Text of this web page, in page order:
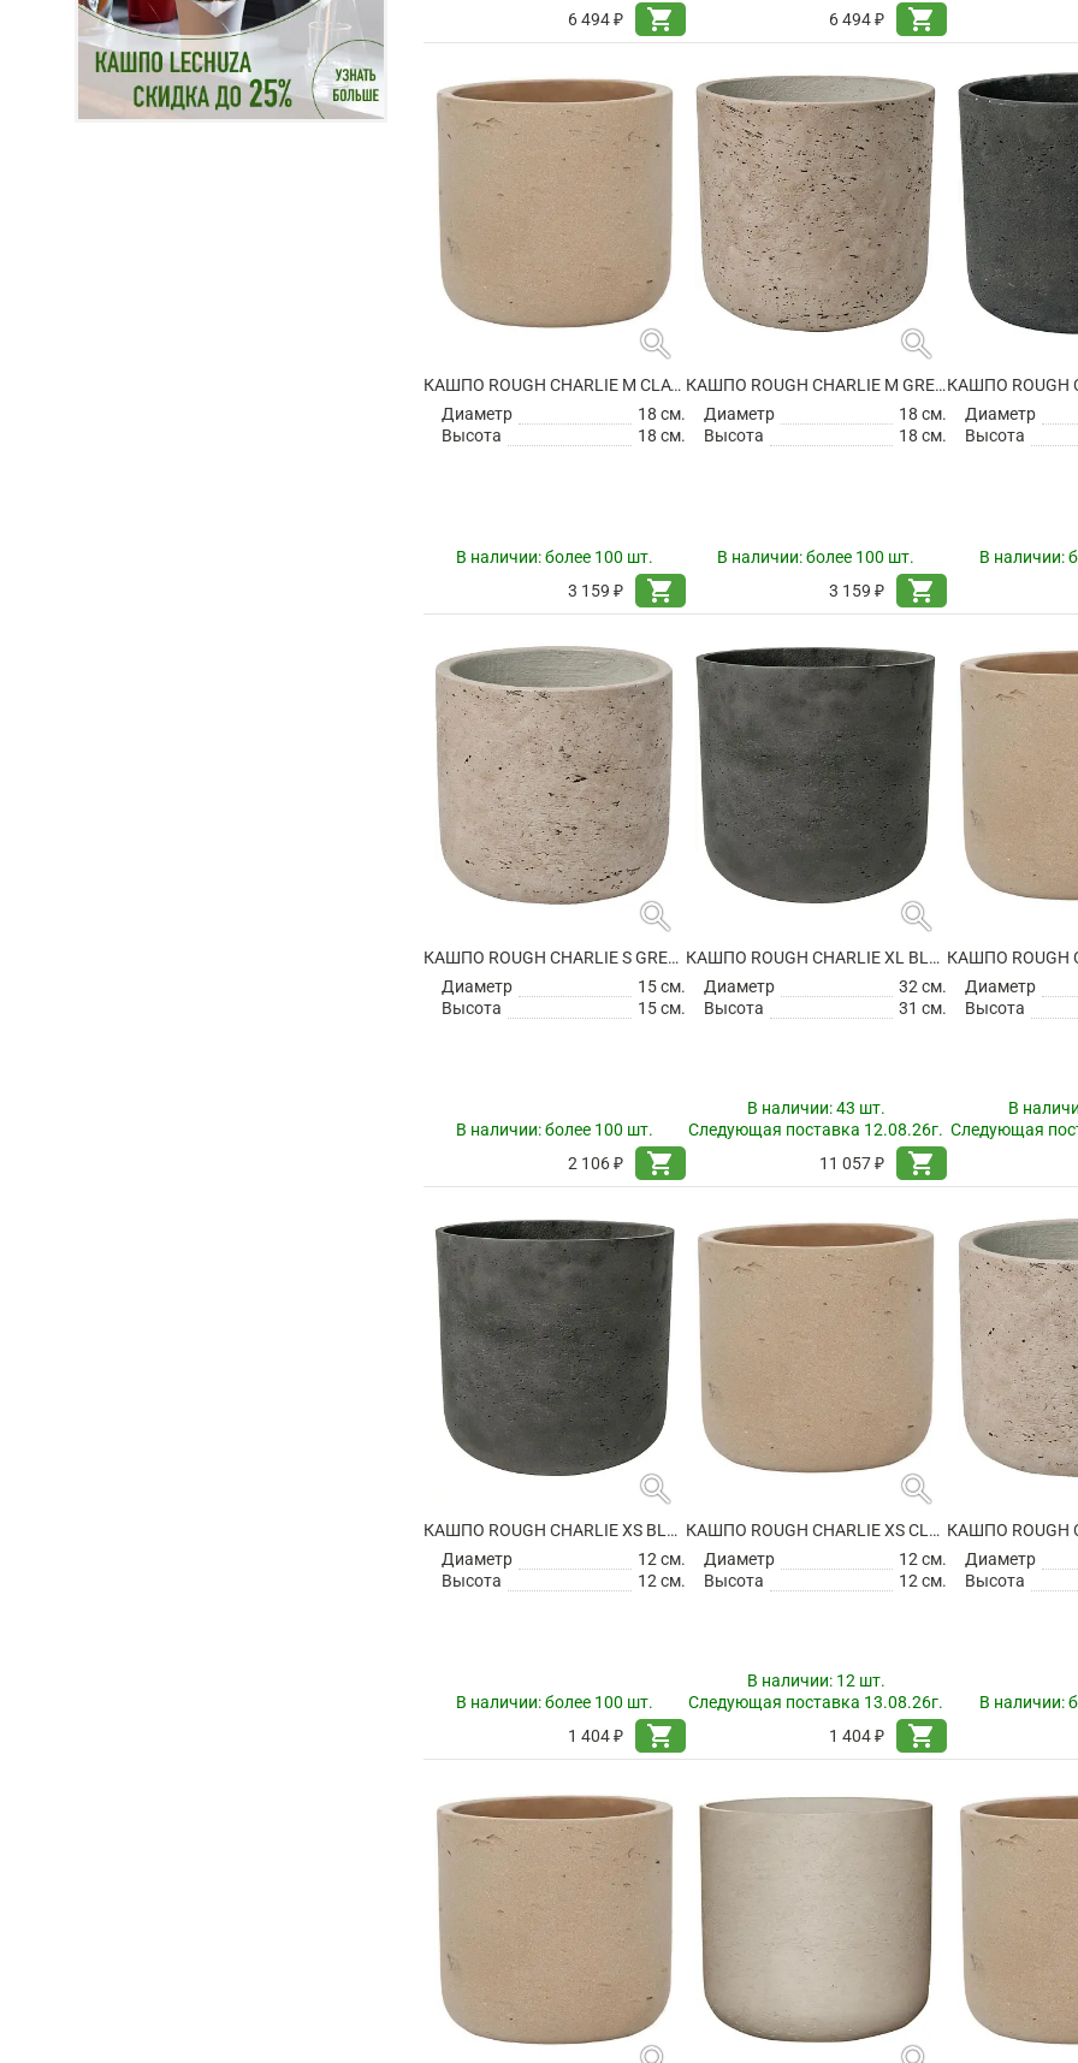
6 494 ₽
shopping_cart
6 494 ₽
shopping_cart
search
КАШПО ROUGH CHARLIE M CLAY WASHED
Диаметр
18 см.
Высота
18 см.
В наличии:более 100 шт.
3 159 ₽
shopping_cart
search
КАШПО ROUGH CHARLIE M GREY WASHED
Диаметр
18 см.
Высота
18 см.
В наличии:более 100 шт.
3 159 ₽
shopping_cart
Диаметр
Высота
В наличии:
search
КАШПО ROUGH CHARLIE S GREY WASHED
Диаметр
15 см.
Высота
15 см.
В наличии:более 100 шт.
2 106 ₽
shopping_cart
search
КАШПО ROUGH CHARLIE XL BLACK WASHED
Диаметр
32 см.
Высота
31 см.
В наличии:43 шт.
Следующая поставка 12.08.26г.
11 057 ₽
shopping_cart
Диаметр
Высота
В
Следующая
search
КАШПО ROUGH CHARLIE XS BLACK WASHED
Диаметр
12 см.
Высота
12 см.
В наличии:более 100 шт.
1 404 ₽
shopping_cart
search
КАШПО ROUGH CHARLIE XS CLAY WASHED
Диаметр
12 см.
Высота
12 см.
В наличии: 12 шт.
Следующая поставка 13.08.26г.
1 404 ₽
shopping_cart
Диаметр
Высота
В наличии: